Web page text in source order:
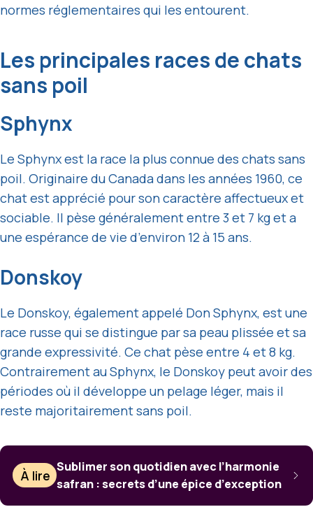
normes réglementaires qui les entourent.
Les principales races de chats
sans poil
Sphynx
Le Sphynx est la race la plus connue des chats sans
poil. Originaire du Canada dans les années 1960, ce
chat est apprécié pour son caractère affectueux et
sociable. Il pèse généralement entre 3 et 7 kg et a
une espérance de vie d’environ 12 à 15 ans.
Donskoy
Le Donskoy, également appelé Don Sphynx, est une
race russe qui se distingue par sa peau plissée et sa
grande expressivité. Ce chat pèse entre 4 et 8 kg.
Contrairement au Sphynx, le Donskoy peut avoir des
périodes où il développe un pelage léger, mais il
reste majoritairement sans poil.
À lire
Sublimer son quotidien avec l’harmonie
safran : secrets d’une épice d’exception